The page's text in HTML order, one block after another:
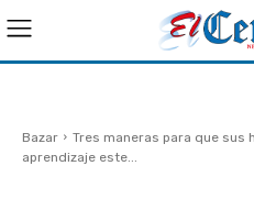
Bazar
Tres maneras para que sus
aprendizaje este...